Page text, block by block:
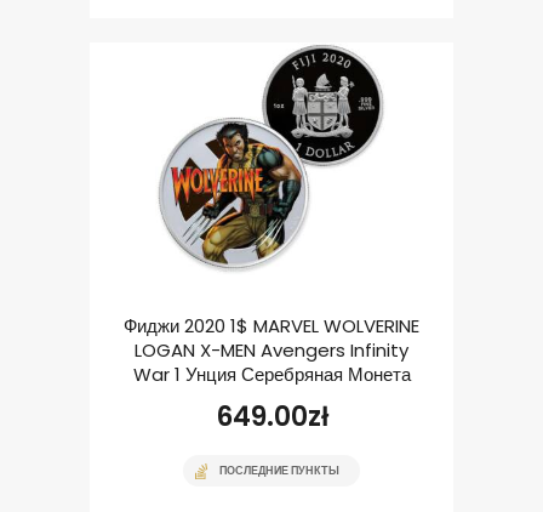
Фиджи 2020 1$ MARVEL WOLVERINE
LOGAN X-MEN Avengers Infinity
War 1 Унция Серебряная Монета
649.00zł
ПОСЛЕДНИЕ ПУНКТЫ